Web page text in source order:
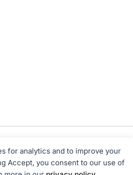
for analytics and to improve your
Accept, you consent to our use of